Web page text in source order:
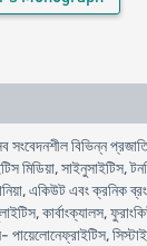
সংবেদনশীল বিভিন্ন
মিডিয়া, সাইনুসাইটিস,
একিউট এবং ক্রনিক
কার্বাংক্যালস,
পায়েলোনেফ্রাইটিস,